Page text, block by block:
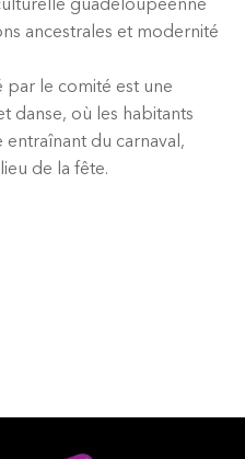
ancestrales et modernité
par le comité est une
danse, où les habitants
du carnaval,
de la fête.